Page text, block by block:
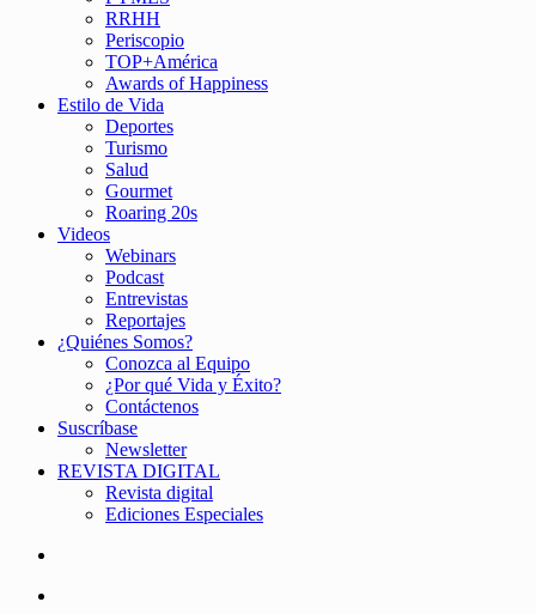
RRHH
Periscopio
TOP+América
Awards of Happiness
Estilo de Vida
Deportes
Turismo
Salud
Gourmet
Roaring 20s
Videos
Webinars
Podcast
Entrevistas
Reportajes
¿Quiénes Somos?
Conozca al Equipo
¿Por qué Vida y Éxito?
Contáctenos
Suscríbase
Newsletter
REVISTA DIGITAL
Revista digital
Ediciones Especiales